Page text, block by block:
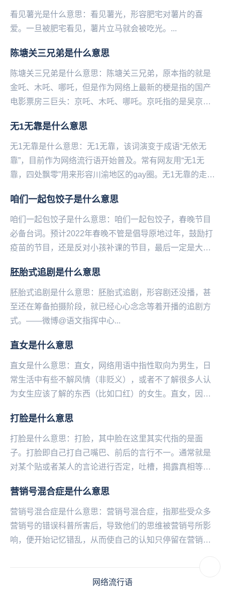
看见薯光是什么意思：看见薯光，形容肥宅对薯片的喜
爱。一旦被肥宅看见，薯片立马就会被吃光。...
陈塘关三兄弟是什么意思
陈塘关三兄弟是什么意思：陈塘关三兄弟，原本指的就是
金吒、木吒、哪吒，但是作为网络上最新的梗是指的国产
电影票房三巨头：京吒、木吒、哪吒。京吒指的是吴京主
无1无靠是什么意思
无1无靠是什么意思：无1无靠，该词演变于成语“无依无
靠”，目前作为网络流行语开始普及。常有网友用“无1无
靠，四处飘零”用来形容川渝地区的gay圈。无1无靠的走红
咱们一起包饺子是什么意思
咱们一起包饺子是什么意思：咱们一起包饺子，春‌‌‌‌‌‌‌‌‌‌‌‌‌晚节目
必备台词。预计2022年春晚不管是倡导原地过年，鼓励打
疫苗的节目，还是反对小孩补课的节目，最后一定是大家
胚胎式追剧是什么意思
胚胎式追剧是什么意思：胚胎式追剧，形容剧还没播，甚
至还在筹备拍摄阶段，就已经心心念念等着开播的追剧方
式。——微博@语文指挥中心...
直女是什么意思
直女是什么意思：直女，网络用语中指‌‌‌‌‌‌‌‌‌‌‌性取向为男生，日
常生活中有些不解风情（非贬义），或者不了解很多人认
为女生应该了解的东西（比如口红）的女生。直女，因为
打脸是什么意思
打脸是什么意思：打脸，其中脸在这里其实代指的是面
子。打脸即自己打自己嘴巴、前后的言行不一。通常就是
对某个贴或者某人的言论进行否定，吐槽，揭露真相等
己先...
营销号混合症是什么意思
营销号混合症是什么意思：营销号混合症，指那些受众多
营销号的错误科普所害后，导致他们的思维被营销号所影
响，便开始记忆错乱，从而使自己的认知只停留在营销号
网络流行语